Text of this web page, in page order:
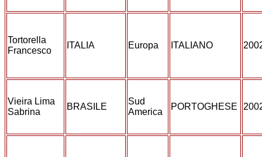
Tortorella
Francesco
ITALIA Europa ITALIANO
Vieira Lima
Sabrina
BRASILE
Sud
America
PORTOGHESE